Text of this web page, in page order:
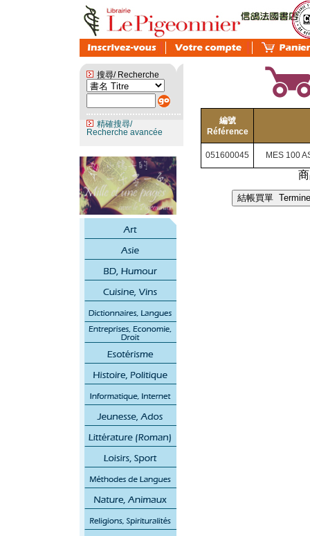
搜尋/ Recherche
精確搜尋/
Recherche avancée
編號
Référence
051600045 MES 100